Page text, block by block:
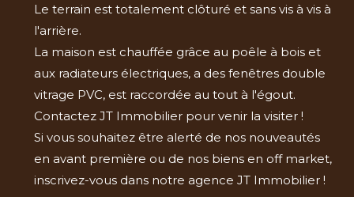
Le terrain est totalement clôturé et sans vis à vis à
l'arrière.
La maison est chauffée grâce au poêle à bois et
aux radiateurs électriques, a des fenêtres double
vitrage PVC, est raccordée au tout à l'égout.
Contactez JT Immobilier pour venir la visiter !
Si vous souhaitez être alerté de nos nouveautés
en avant première ou de nos biens en off market,
inscrivez-vous dans notre agence JT Immobilier !